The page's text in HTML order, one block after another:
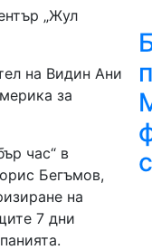
„Жул
на Видин Ани
за
час“ в
Бегъмов,
на
7 дни